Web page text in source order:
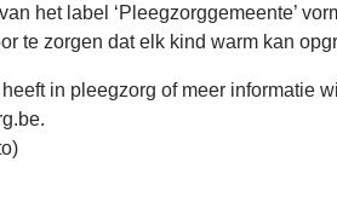
het label ‘Pleegzorggemeente’
te zorgen dat elk kind warm kan
in pleegzorg of meer informatie